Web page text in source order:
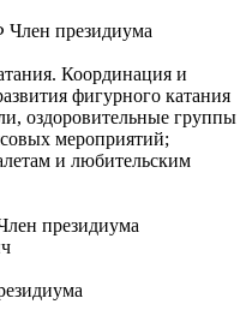
Член президиума
Координация и
фигурного катания
оздоровительные группы
мероприятий;
и любительским
президиума